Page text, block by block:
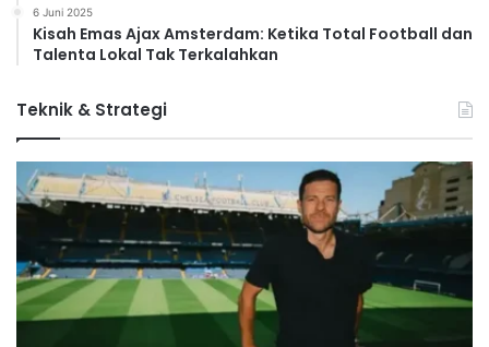
6 Juni 2025
Kisah Emas Ajax Amsterdam: Ketika Total Football dan
Talenta Lokal Tak Terkalahkan
Teknik & Strategi